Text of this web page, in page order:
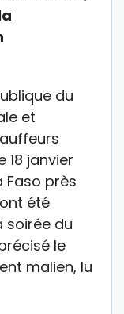
du
et
18 janvier
Faso près
été
soirée du
le
malien, lu